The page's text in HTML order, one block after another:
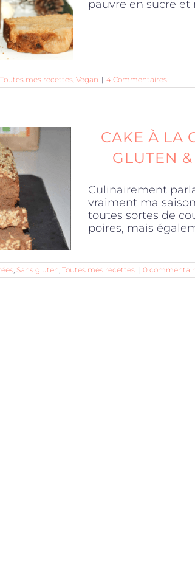
pauvre en sucre et
Toutes mes recettes, Vegan | 4 Commentaires
CAKE À LA
GLUTEN
Culinairement
vraiment ma
toutes sortes de
poires, mais
, Sans gluten, Toutes mes recettes | 0